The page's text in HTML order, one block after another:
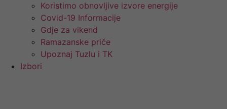
Koristimo obnovljive izvore energije
Covid-19 Informacije
Gdje za vikend
Ramazanske priče
Upoznaj Tuzlu i TK
Izbori